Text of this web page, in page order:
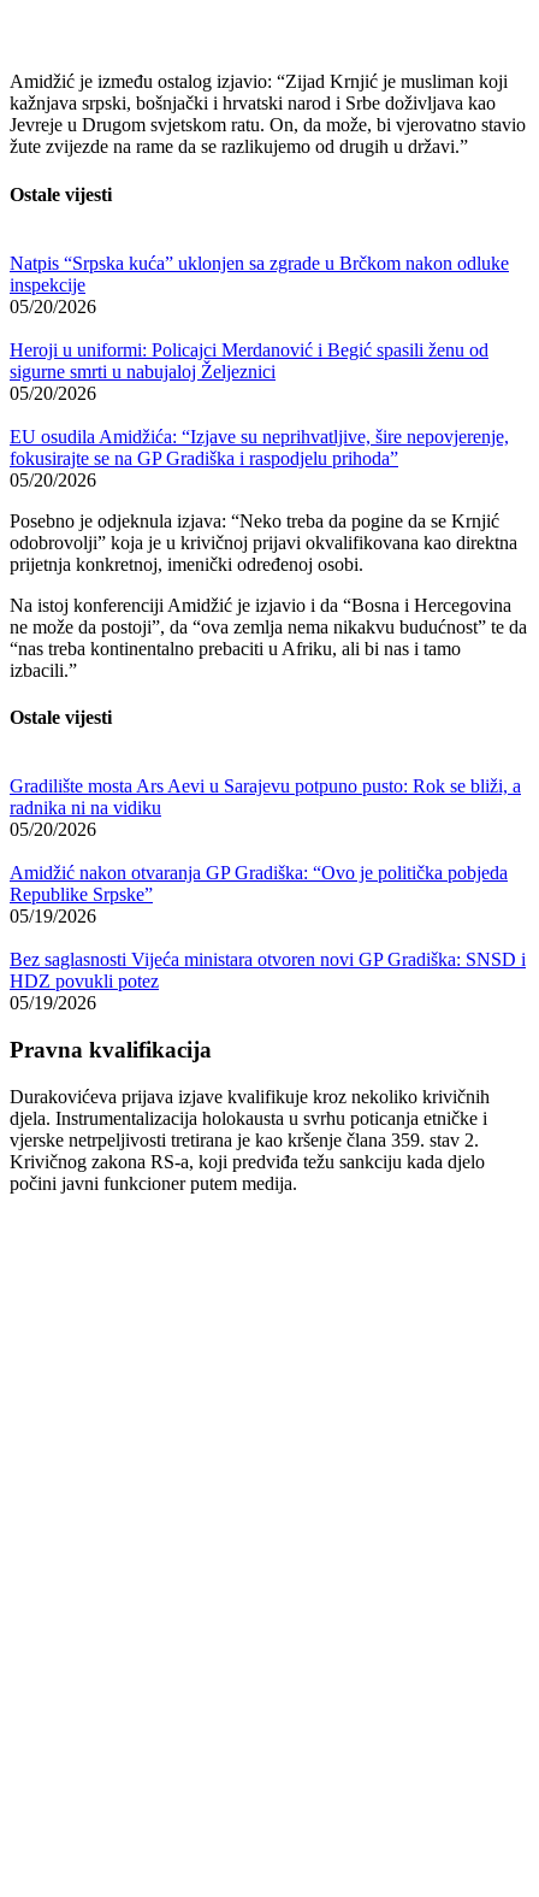
Amidžić je između ostalog izjavio: “Zijad Krnjić je musliman koji
kažnjava srpski, bošnjački i hrvatski narod i Srbe doživljava kao
Jevreje u Drugom svjetskom ratu. On, da može, bi vjerovatno stavio
žute zvijezde na rame da se razlikujemo od drugih u državi.”
Ostale vijesti
Natpis “Srpska kuća” uklonjen sa zgrade u Brčkom nakon odluke
inspekcije
05/20/2026
Heroji u uniformi: Policajci Merdanović i Begić spasili ženu od
sigurne smrti u nabujaloj Željeznici
05/20/2026
EU osudila Amidžića: “Izjave su neprihvatljive, šire nepovjerenje,
fokusirajte se na GP Gradiška i raspodjelu prihoda”
05/20/2026
Posebno je odjeknula izjava: “Neko treba da pogine da se Krnjić
odobrovolji” koja je u krivičnoj prijavi okvalifikovana kao direktna
prijetnja konkretnoj, imenički određenoj osobi.
Na istoj konferenciji Amidžić je izjavio i da “Bosna i Hercegovina
ne može da postoji”, da “ova zemlja nema nikakvu budućnost” te da
“nas treba kontinentalno prebaciti u Afriku, ali bi nas i tamo
izbacili.”
Ostale vijesti
Gradilište mosta Ars Aevi u Sarajevu potpuno pusto: Rok se bliži, a
radnika ni na vidiku
05/20/2026
Amidžić nakon otvaranja GP Gradiška: “Ovo je politička pobjeda
Republike Srpske”
05/19/2026
Bez saglasnosti Vijeća ministara otvoren novi GP Gradiška: SNSD i
HDZ povukli potez
05/19/2026
Pravna kvalifikacija
Durakovićeva prijava izjave kvalifikuje kroz nekoliko krivičnih
djela. Instrumentalizacija holokausta u svrhu poticanja etničke i
vjerske netrpeljivosti tretirana je kao kršenje člana 359. stav 2.
Krivičnog zakona RS-a, koji predviđa težu sankciju kada djelo
počini javni funkcioner putem medija.